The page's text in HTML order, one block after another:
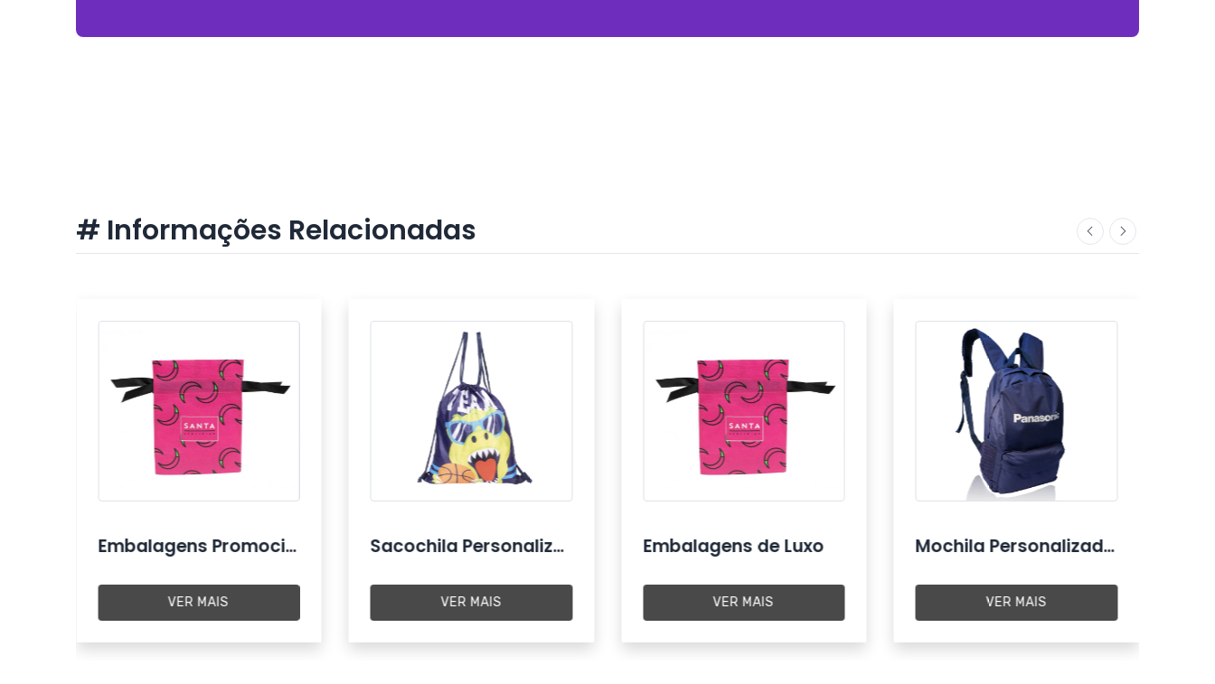
# Informações Relacionadas
Embalagens Promocionais
VER MAIS
Sacochila Personalizada
VER MAIS
Embalagens de Luxo
VER MAIS
Mochila Personalizada Atacado
VER MAIS